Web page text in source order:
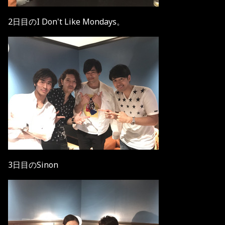
2日目のI Don't Like Mondays。
3日目のSinon